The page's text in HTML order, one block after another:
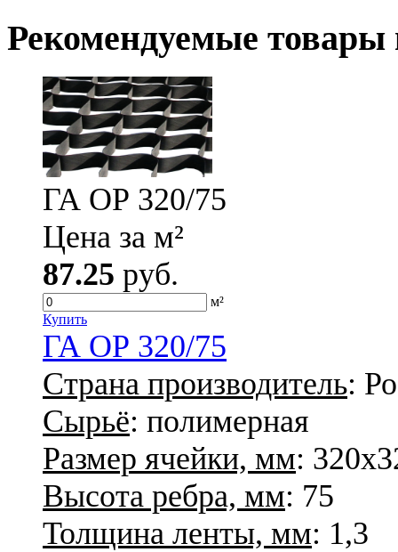
Рекомендуемые товары
ГА ОР 320/75
Цена за м²
87.25 руб.
м²
Купить
ГА ОР 320/75
Страна производитель:
Сырьё: полимерная
Размер ячейки, мм:
Высота ребра, мм: 75
Толщина ленты, мм: 1,3